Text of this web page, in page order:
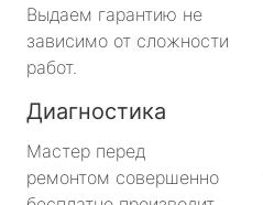
Выдаем гарантию не
зависимо от сложности
работ.
Диагностика
Мастер перед
ремонтом совершенно